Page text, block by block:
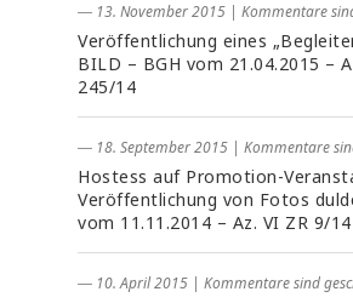
― 13. November 2015 | Kommentare
Veröffentlichung eines
BILD – BGH vom 21.04.2015 –
245/14
― 18. September 2015 | Kommentare
Hostess auf Promotion-
Veröffentlichung von Fotos
vom 11.11.2014 – Az. VI ZR 9/14
― 10. April 2015 | Kommentare sind